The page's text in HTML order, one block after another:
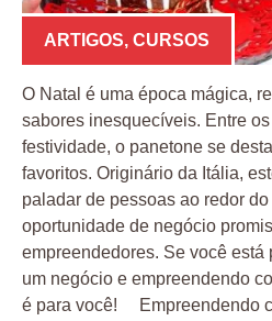
ARTIGOS, CURSOS
O Natal é uma época mágica,
sabores inesquecíveis. Entre
festividade, o panetone se
favoritos. Originário da Itália,
paladar de pessoas ao redor
oportunidade de negócio
empreendedores. Se você está
um negócio e empreendendo
é para você! Empreendendo